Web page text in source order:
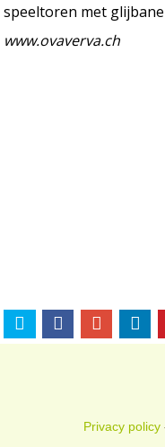
speeltoren met
www.ovaverva.ch
Privacy policy